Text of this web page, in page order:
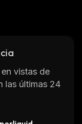
vistas de
las últimas 24